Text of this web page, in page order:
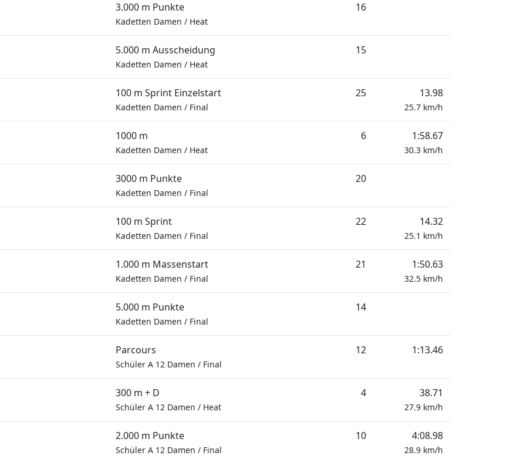
3.000 m Punkte
Kadetten Damen / Heat
16
5.000 m Ausscheidung
Kadetten Damen / Heat
15
100 m Sprint Einzelstart
Kadetten Damen / Final
25 13.98
25.7 km/h
1000 m
Kadetten Damen / Heat
6 1:58.67
30.3 km/h
3000 m Punkte
Kadetten Damen / Final
20
100 m Sprint
Kadetten Damen / Final
22 14.32
25.1 km/h
1.000 m Massenstart
Kadetten Damen / Final
21 1:50.63
32.5 km/h
5.000 m Punkte
Kadetten Damen / Final
14
Parcours
Schüler A 12 Damen / Final
12 1:13.46
300 m + D
Schüler A 12 Damen / Heat
4 38.71
27.9 km/h
2.000 m Punkte
Schüler A 12 Damen / Final
10 4:08.98
28.9 km/h